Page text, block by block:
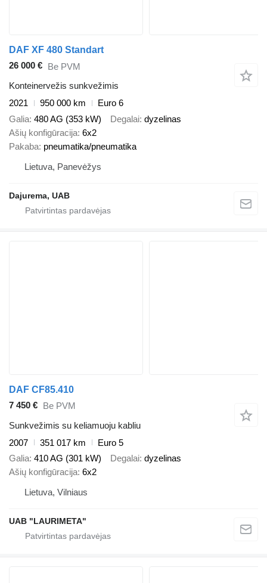
DAF XF 480 Standart
26 000 € Be PVM
Konteinervežis sunkvežimis
2021
950 000 km
Euro 6
Galia 480 AG (353 kW) Degalai dyzelinas
Ašių konfigūracija 6x2
Pakaba pneumatika/pneumatika
Lietuva, Panevėžys
Dajurema, UAB
DAF CF85.410
7 450 € Be PVM
Sunkvežimis su keliamuoju kabliu
2007
351 017 km
Euro 5
Galia 410 AG (301 kW) Degalai dyzelinas
Ašių konfigūracija 6x2
Lietuva, Vilniaus
UAB "LAURIMETA"